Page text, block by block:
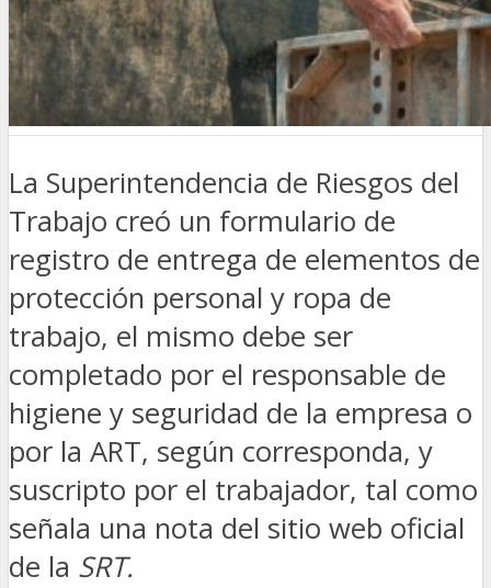
La Superintendencia de Riesgos del
Trabajo creó un formulario de
registro de entrega de elementos de
protección personal y ropa de
trabajo, el mismo debe ser
completado por el responsable de
higiene y seguridad de la empresa o
por la ART, según corresponda, y
suscripto por el trabajador, tal como
señala una nota del sitio web oficial
de la SRT.